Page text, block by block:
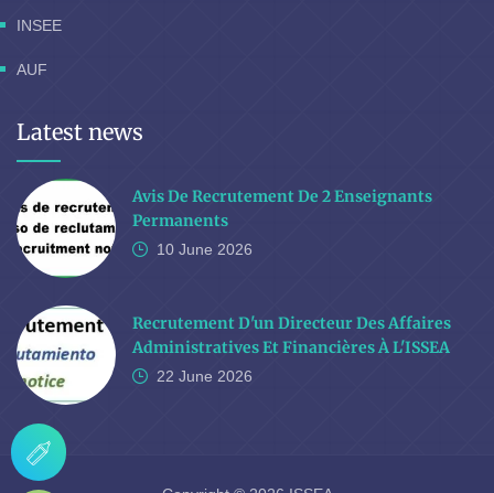
INSEE
AUF
Latest news
Avis De Recrutement De 2 Enseignants
Permanents
10 June 2026
Recrutement D'un Directeur Des Affaires
Administratives Et Financières À L'ISSEA
22 June 2026